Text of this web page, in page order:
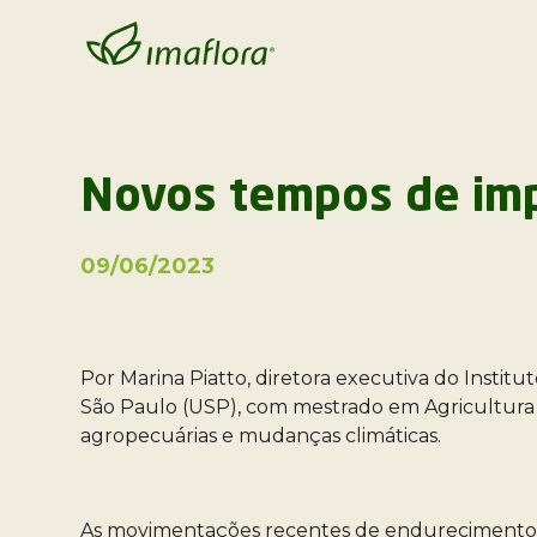
Novos tempos de
09/06/2023
Por Marina Piatto, diretora executiva do
São Paulo (USP), com mestrado em
agropecuárias e mudanças climáticas.
As movimentações recentes de